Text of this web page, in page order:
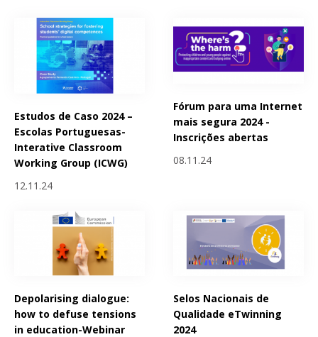
Estudos de Caso 2024 –
Escolas Portuguesas-
Interative Classroom
Working Group (ICWG)
12.11.24
Fórum para uma Internet
mais segura 2024 -
Inscrições abertas
08.11.24
Depolarising dialogue:
how to defuse tensions
in education-Webinar
Selos Nacionais de
Qualidade eTwinning
2024